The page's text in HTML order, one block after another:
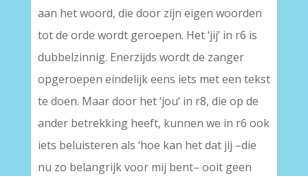
aan het woord, die door zijn eigen woorden
tot de orde wordt geroepen. Het ‘jij’ in r6 is
dubbelzinnig. Enerzijds wordt de zanger
opgeroepen eindelijk eens iets met een tekst
te doen. Maar door het ‘jou’ in r8, die op de
ander betrekking heeft, kunnen we in r6 ook
iets beluisteren als ‘hoe kan het dat jij –die
nu zo belangrijk voor mij bent– ooit geen